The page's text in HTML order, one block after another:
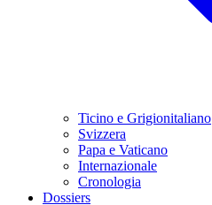
Ticino e Grigionitaliano
Svizzera
Papa e Vaticano
Internazionale
Cronologia
Dossiers